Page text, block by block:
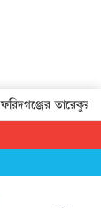
তারেকুর